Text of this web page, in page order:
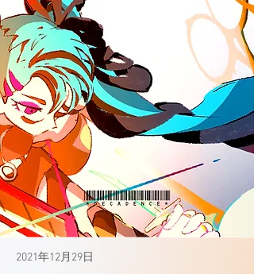
2021年12月29日